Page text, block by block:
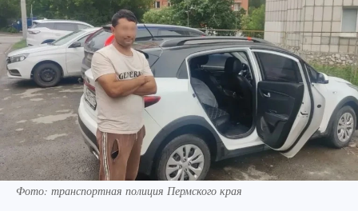
Фото: транспортная полиция Пермского края